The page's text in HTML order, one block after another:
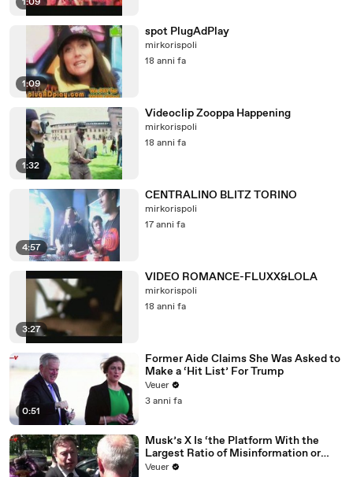
1:09
spot PlugAdPlay
mirkorispoli
18 anni fa
1:32
Videoclip Zooppa Happening
mirkorispoli
18 anni fa
4:57
CENTRALINO BLITZ TORINO
mirkorispoli
17 anni fa
3:27
VIDEO ROMANCE-FLUXX&LOLA
mirkorispoli
18 anni fa
0:51
Former Aide Claims She Was Asked to
Make a ‘Hit List’ For Trump
Veuer
3 anni fa
Musk’s X Is ‘the Platform With the
Largest Ratio of Misinformation or
Disinformation’ Amongst All Social
Veuer